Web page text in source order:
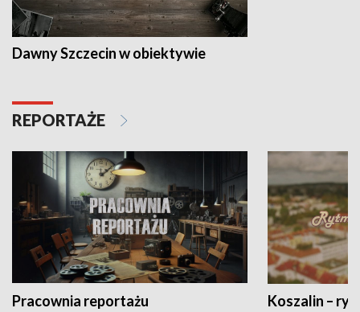
Dawny Szczecin w obiektywie
REPORTAŻE
Pracownia reportażu Koszalin –